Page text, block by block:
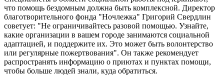
что помощь бездомным должна быть комплексной. Директор
благотворительного фонда "Ночлежка" Григорий Свердлин
советует: "Не ограничивайтесь разовой помощью. Узнайте,
какие организации в вашем городе занимаются социальной
адаптацией, и поддержите их. Это может быть волонтерство
или регулярные пожертвования". Он также рекомендует
распространять информацию о приютах и пунктах помощи,
чтобы больше людей знали, куда обратиться.